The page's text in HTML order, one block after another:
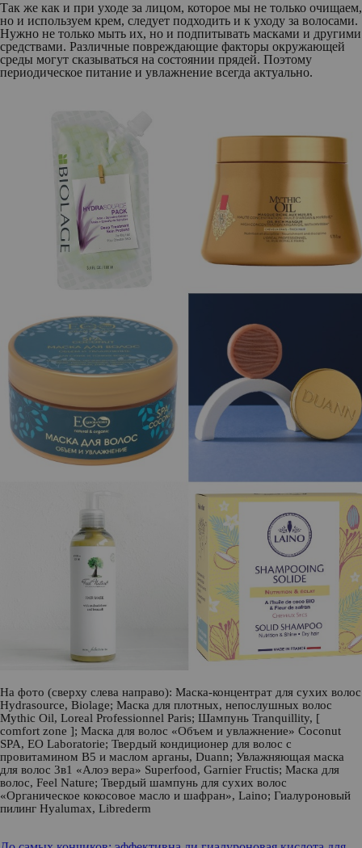
Так же как и при уходе за лицом, которое мы не только очищаем,
но и используем крем, следует подходить и к уходу за волосами.
Нужно не только мыть их, но и подпитывать масками и другими
средствами. Различные повреждающие факторы окружающей
среды могут сказываться на состоянии прядей. Поэтому
периодическое питание и увлажнение всегда актуально.
На фото (сверху слева направо): Маска-концентрат для сухих волос
Hydrasource, Biolage; Маска для плотных, непослушных волос
Mythic Oil, Loreal Professionnel Paris; Шампунь Tranquillity, [
comfort zone ]; Маска для волос «Объем и увлажнение» Coconut
SPA, EO Laboratorie; Твердый кондиционер для волос с
провитамином В5 и маслом арганы, Duann; Увлажняющая маска
для волос 3в1 «Алоэ вера» Superfood, Garnier Fructis; Маска для
волос, Feel Nature; Твердый шампунь для сухих волос
«Органическое кокосовое масло и шафран», Laino; Гиалуроновый
пилинг Hyalumax, Librederm